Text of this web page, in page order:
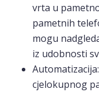
vrta u
pametnih
mogu
iz udobnosti
cjelokupnog